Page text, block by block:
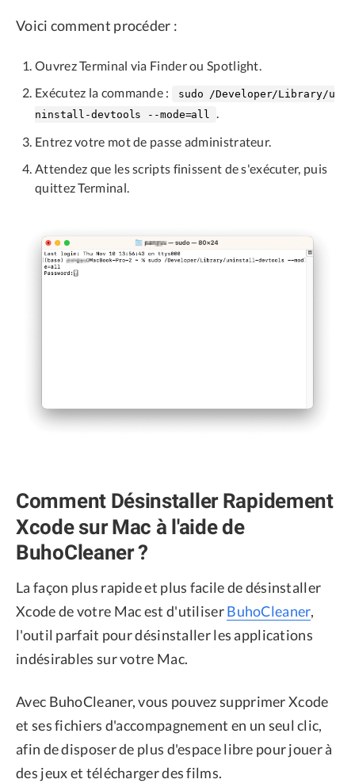
Voici comment procéder :
Ouvrez Terminal via Finder ou Spotlight.
Exécutez la commande :
sudo /Developer/Library/u
ninstall-devtools --mode=all
.
Entrez votre mot de passe administrateur.
Attendez que les scripts finissent de s'exécuter, puis
quittez Terminal.
Comment Désinstaller Rapidement
Xcode sur Mac à l'aide de
BuhoCleaner ?
La façon plus rapide et plus facile de désinstaller
Xcode de votre Mac est d'utiliserBuhoCleaner,
l'outil parfait pour désinstaller les applications
indésirables sur votre Mac.
Avec BuhoCleaner, vous pouvez supprimer Xcode
et ses fichiers d'accompagnement en un seul clic,
afin de disposer de plus d'espace libre pour jouer à
des jeux et télécharger des films.